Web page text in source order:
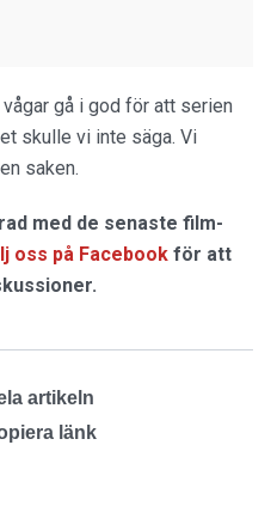
gå i god för att serien
skulle vi inte säga. Vi
saken.
med de senaste film-
oss på Facebook för att
artikeln
länk